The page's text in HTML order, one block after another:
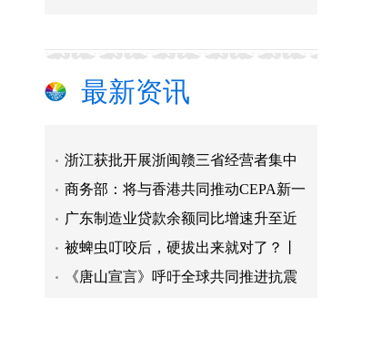
最新资讯
市场监管总局：饮料类食品安全抽检
金融支持两岸融合发展示范区建设显
商务部：将与香港共同推动CEPA新一
广东制造业贷款余额同比增速升至近
被蜱虫叮咬后，硬拔出来就对了？丨
《唐山宣言》呼吁全球共同推进抗震
扎根戈壁“疗愈”荒山 援疆人才两